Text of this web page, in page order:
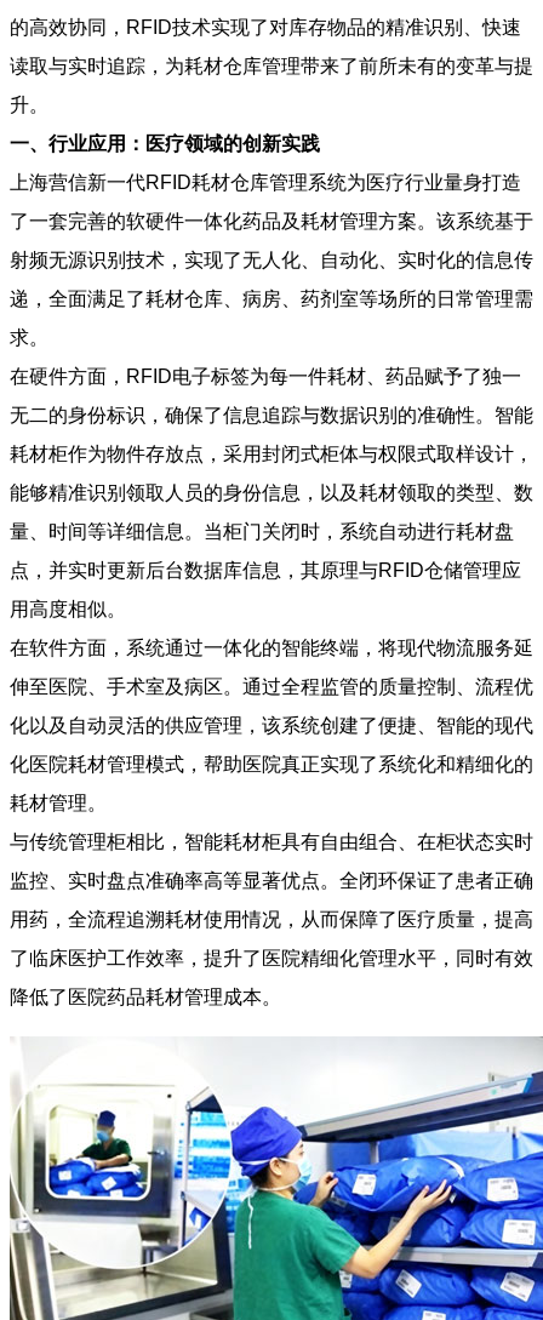
的高效协同，RFID技术实现了对库存物品的精准识别、快速
读取与实时追踪，为耗材仓库管理带来了前所未有的变革与提
升。
一、行业应用：医疗领域的创新实践
上海营信新一代RFID耗材仓库管理系统为医疗行业量身打造
了一套完善的软硬件一体化药品及耗材管理方案。该系统基于
射频无源识别技术，实现了无人化、自动化、实时化的信息传
递，全面满足了耗材仓库、病房、药剂室等场所的日常管理需
求。
在硬件方面，RFID电子标签为每一件耗材、药品赋予了独一
无二的身份标识，确保了信息追踪与数据识别的准确性。智能
耗材柜作为物件存放点，采用封闭式柜体与权限式取样设计，
能够精准识别领取人员的身份信息，以及耗材领取的类型、数
量、时间等详细信息。当柜门关闭时，系统自动进行耗材盘
点，并实时更新后台数据库信息，其原理与RFID仓储管理应
用高度相似。
在软件方面，系统通过一体化的智能终端，将现代物流服务延
伸至医院、手术室及病区。通过全程监管的质量控制、流程优
化以及自动灵活的供应管理，该系统创建了便捷、智能的现代
化医院耗材管理模式，帮助医院真正实现了系统化和精细化的
耗材管理。
与传统管理柜相比，智能耗材柜具有自由组合、在柜状态实时
监控、实时盘点准确率高等显著优点。全闭环保证了患者正确
用药，全流程追溯耗材使用情况，从而保障了医疗质量，提高
了临床医护工作效率，提升了医院精细化管理水平，同时有效
降低了医院药品耗材管理成本。